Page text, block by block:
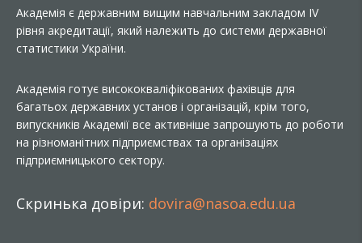
Академія є державним вищим навчальним закладом IV
рівня акредитації, який належить до системи державної
статистики України.
Академія готує висококваліфікованих фахівців для
багатьох державних установ і організацій, крім того,
випускників Академії все активніше запрошують до роботи
на різноманітних підприємствах та організаціях
підприємницького сектору.
Скринька довіри: dovira@nasoa.edu.ua